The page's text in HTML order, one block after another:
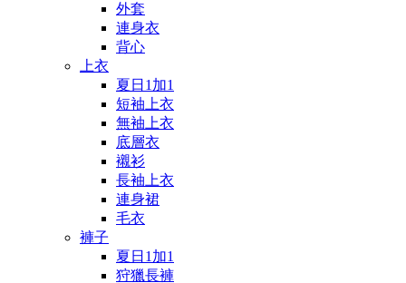
外套
連身衣
背心
上衣
夏日1加1
短袖上衣
無袖上衣
底層衣
襯衫
長袖上衣
連身裙
毛衣
褲子
夏日1加1
狩獵長褲